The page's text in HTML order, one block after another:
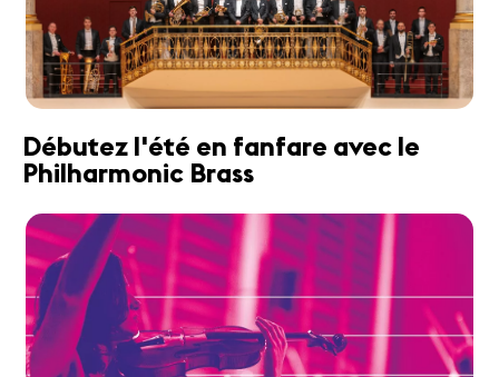
Débutez l'été en fanfare avec le
Philharmonic Brass